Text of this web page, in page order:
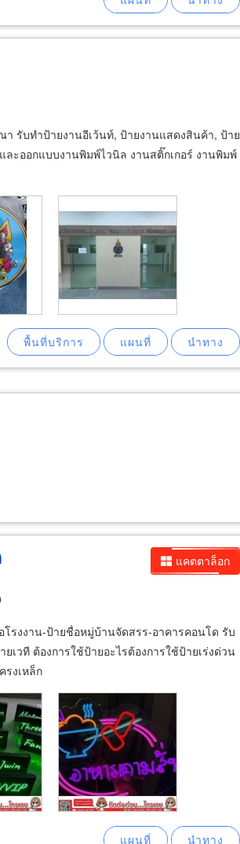
รับทำป้ายงานอีเว้นท์, ป้ายงานแสดงสินค้า, ป้าย
ะออกแบบงานพิมพ์ไวนิล งานสติ๊กเกอร์ งานพิมพ์
แคตตาล็อก
รงงาน-ป้ายชื่อหมู่บ้านจัดสรร-อาคารคอนโด รับ
วที ต้องการใช้ป้ายอะไรต้องการใช้ป้ายเร่งด่วน
รงเหล็ก